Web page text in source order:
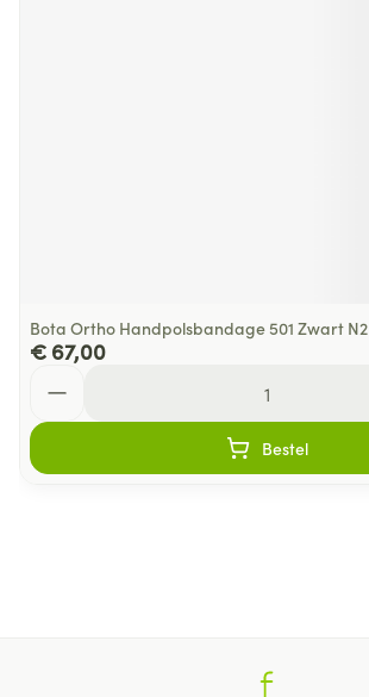
Bota Ortho Handpolsbandage 501 Zwart N2
€ 67,00
Bestel